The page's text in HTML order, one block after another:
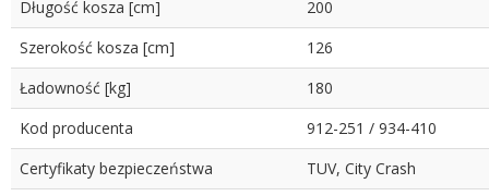
Długość kosza [cm]
200
Szerokość kosza [cm]
126
Ładowność [kg]
180
Kod producenta
912-251 / 934-410
Certyfikaty bezpieczeństwa
TUV, City Crash